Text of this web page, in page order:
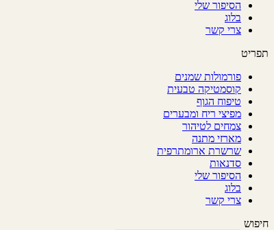
הסיפור שלי
בלוג
צרי קשר
תפריט
פורמולות שמנים
קוסמטיקה טבעית
טיפוח הגוף
מפיצי ריח ומבערים
צמחים לטיהור
מארזי מתנה
שרשרת ארומתרפית
סדנאות
הסיפור שלי
בלוג
צרי קשר
חיפוש